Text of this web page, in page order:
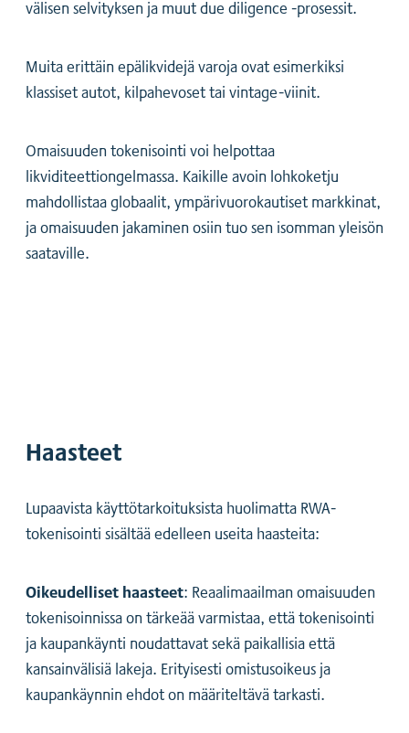
välisen selvityksen ja muut due diligence -prosessit.
Muita erittäin epälikvidejä varoja ovat esimerkiksi
klassiset autot, kilpahevoset tai vintage-viinit.
Omaisuuden tokenisointi voi helpottaa
likviditeettiongelmassa. Kaikille avoin lohkoketju
mahdollistaa globaalit, ympärivuorokautiset markkinat,
ja omaisuuden jakaminen osiin tuo sen isomman yleisön
saataville.
Haasteet
Lupaavista käyttötarkoituksista huolimatta RWA-
tokenisointi sisältää edelleen useita haasteita:
Oikeudelliset haasteet: Reaalimaailman omaisuuden
tokenisoinnissa on tärkeää varmistaa, että tokenisointi
ja kaupankäynti noudattavat sekä paikallisia että
kansainvälisiä lakeja. Erityisesti omistusoikeus ja
kaupankäynnin ehdot on määriteltävä tarkasti.